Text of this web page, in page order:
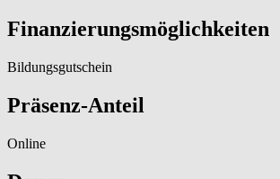
Finanzierungsmöglichkeiten
Bildungsgutschein
Präsenz-Anteil
Online